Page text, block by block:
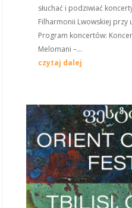
słuchać i podziwiać
Filharmonii Lwowskiej przy
Program koncertów:
Melomani –...
czytaj dalej